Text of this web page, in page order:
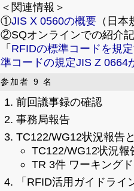
＜関連情報＞
①JIS X 0560の概要 （日
②SQオンラインでの紹介
「 RFIDの標準コードを規
準コードの規定JIS Z 0664
参加者 9 名
前回議事録の確認
事務局報告
TC122/WG12状況報告
TC122/WG12状況報
TR 3件 ワーキング
「RFID活用ガイドラ